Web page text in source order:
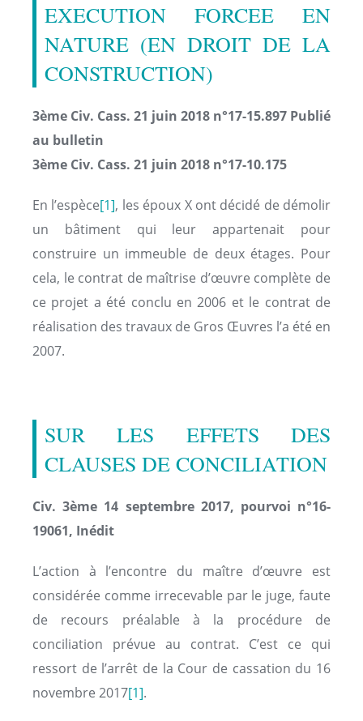
EXECUTION FORCEE EN
NATURE (EN DROIT DE LA
CONSTRUCTION)
3ème Civ. Cass. 21 juin 2018 n°17-15.897 Publié
au bulletin
3ème Civ. Cass. 21 juin 2018 n°17-10.175
En l’espèce[1], les époux X ont décidé de démolir
un bâtiment qui leur appartenait pour
construire un immeuble de deux étages. Pour
cela, le contrat de maîtrise d’œuvre complète de
ce projet a été conclu en 2006 et le contrat de
réalisation des travaux de Gros Œuvres l’a été en
2007.
SUR LES EFFETS DES
CLAUSES DE CONCILIATION
Civ. 3ème 14 septembre 2017, pourvoi n°16-
19061, Inédit
L’action à l’encontre du maître d’œuvre est
considérée comme irrecevable par le juge, faute
de recours préalable à la procédure de
conciliation prévue au contrat. C’est ce qui
ressort de l’arrêt de la Cour de cassation du 16
novembre 2017[1].